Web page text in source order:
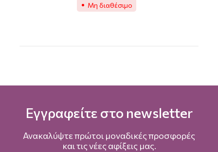
Μη διαθέσιμο
Εγγραφείτε στο newsletter
Ανακαλύψτε πρώτοι μοναδικές προσφορές
και τις νέες αφίξεις μας.